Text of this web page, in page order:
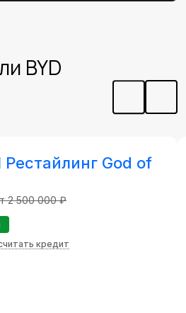
BYD
Рестайлинг God of
2 500 000 ₽
кредит